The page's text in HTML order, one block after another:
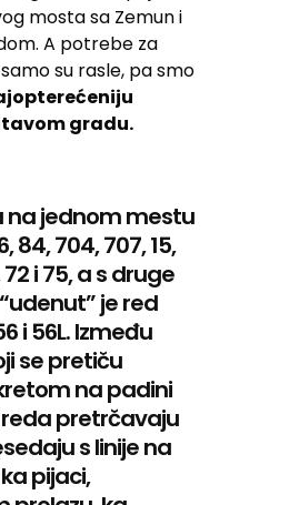
mosta sa Zemun i
A potrebe za
su rasle, pa smo
gradu.
na jednom mestu
84, 704, 707, 15,
72 i 75, a s druge
je red
i 56L. Između
se pretiču
na padini
pretrčavaju
s linije na
pijaci,